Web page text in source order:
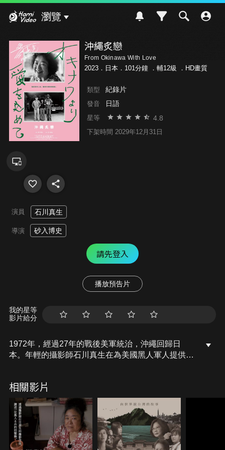
瀏覽
沖繩炙戀
From Okinawa With Love
2023．日本．101分鐘 ． 輔12級 ．HD畫質
類型 紀錄片
發音 日語
星等 4.8
下架時間 2029年12月31日
演員 石川真生
導演 砂入博史
請先登入
播放預告片
我的星等
影片給分
1972年，經過27年的戰後美軍統治，沖繩回歸日
本。年輕的攝影師石川真生在為美國黑人軍人提供娛
的戀愛傳奇，並探究其中的歷史、政治、種族歧視和
女性賦權主題。
相關影片